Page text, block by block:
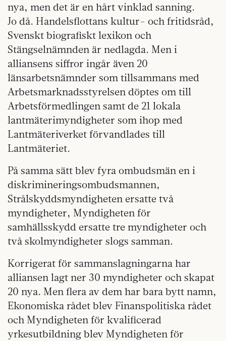
nya, men det är en hårt vinklad sanning.
Jo då. Handelsflottans kultur- och fritidsråd,
Svenskt biografiskt lexikon och
Stängselnämnden är nedlagda. Men i
alliansens siffror ingår även 20
länsarbetsnämnder som tillsammans med
Arbetsmarknadsstyrelsen döptes om till
Arbetsförmedlingen samt de 21 lokala
lantmäterimyndigheter som ihop med
Lantmäteriverket förvandlades till
Lantmäteriet.
På samma sätt blev fyra ombudsmän en i
diskrimineringsombudsmannen,
Strålskyddsmyndigheten ersatte två
myndigheter, Myndigheten för
samhällsskydd ersatte tre myndigheter och
två skolmyndigheter slogs samman.
Korrigerat för sammanslagningarna har
alliansen lagt ner 30 myndigheter och skapat
20 nya. Men flera av dem har bara bytt namn,
Ekonomiska rådet blev Finanspolitiska rådet
och Myndigheten för kvalificerad
yrkesutbildning blev Myndigheten för